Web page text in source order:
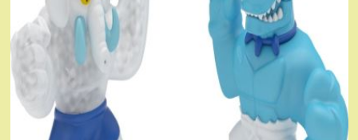
игрушка
POP
Квадрат
антистресс
(тактильная,
сенсорная)